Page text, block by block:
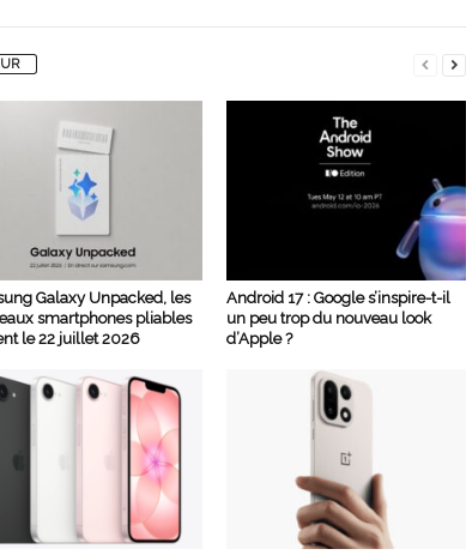
Galaxy Unpacked, les
smartphones pliables
le 22 juillet 2026
Android 17 : Google s’inspire-t-il
un peu trop du nouveau look
d’Apple ?